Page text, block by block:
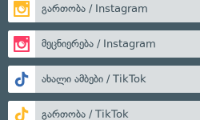
გართობა / Instagram
მეცნიერება / Instagram
ახალი ამბები / TikTok
გართობა / TikTok